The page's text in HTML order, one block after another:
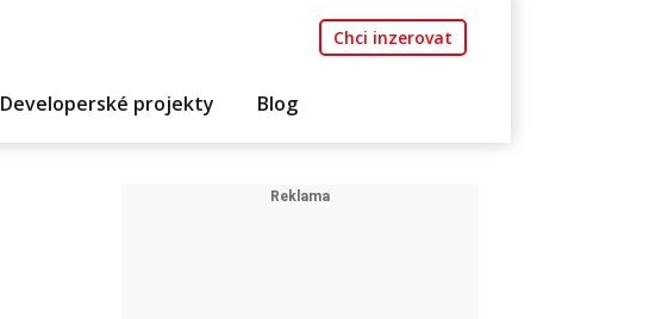
Chci inzerovat
Developerské projekty Blog